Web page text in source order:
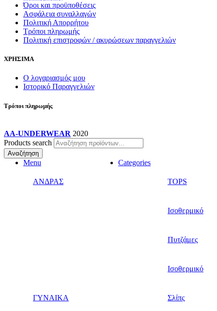
Όροι και προϋποθέσεις
Ασφάλεια συναλλαγών
Πολιτική Απορρήτου
Τρόποι πληρωμής
Πολιτική επιστροφών / ακυρώσεων παραγγελιών
ΧΡΗΣΙΜΑ
Ο λογαριασμός μου
Ιστορικό Παραγγελιών
Τρόποι πληρωμής
AA-UNDERWEAR 2020
Products search
Αναζήτηση
Menu Categories
ΑΝΔΡΑΣ TOPS
Ισοθερμικό
Πυτζάμες
Ισοθερμικό
ΓΥΝΑΙΚΑ Σλίπς